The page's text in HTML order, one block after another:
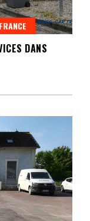
FRANCE
DANS